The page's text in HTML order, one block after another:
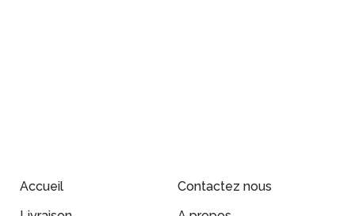
Accueil
Contactez nous